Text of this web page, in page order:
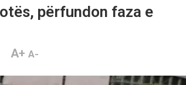
përfundon faza e
A+ A-